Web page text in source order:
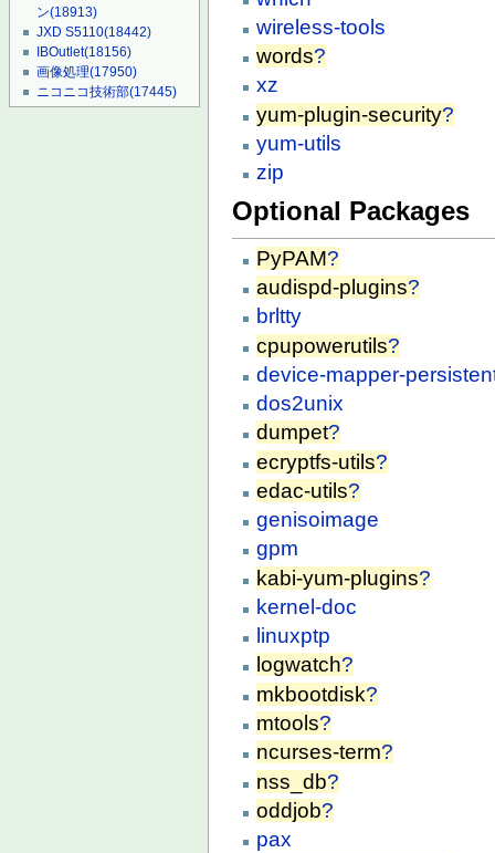
ン(18913)
JXD S5110(18442)
IBOutlet(18156)
画像処理(17950)
ニコニコ技術部(17445)
wireless-tools
words?
xz
yum-plugin-security?
yum-utils
zip
Optional Packages
PyPAM?
audispd-plugins?
brltty
cpupowerutils?
device-mapper-
dos2unix
dumpet?
ecryptfs-utils?
edac-utils?
genisoimage
gpm
kabi-yum-plugins?
kernel-doc
linuxptp
logwatch?
mkbootdisk?
mtools?
ncurses-term?
nss_db?
oddjob?
pax